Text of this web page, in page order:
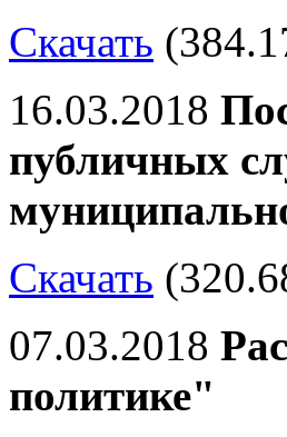
Скачать
16.03.2018
публичных
Скачать
07.03.2018
политике"